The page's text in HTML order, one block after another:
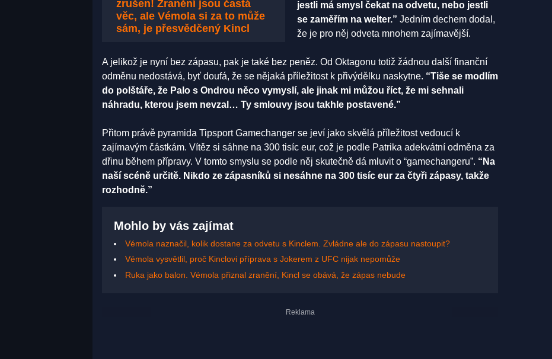
zrušen! Zranění jsou častá
věc, ale Vémola si za to může
sám, je přesvědčený Kincl
jestli má smysl čekat na odvetu, nebo jestli
se zaměřím na welter.” Jedním dechem dodal,
že je pro něj odveta mnohem zajímavější.
A jelikož je nyní bez zápasu, pak je také bez peněz. Od Oktagonu totiž žádnou další finanční
odměnu nedostává, byť doufá, že se nějaká příležitost k přivýdělku naskytne. “Tiše se modlím
do polštáře, že Palo s Ondrou něco vymyslí, ale jinak mi můžou říct, že mi sehnali
náhradu, kterou jsem nevzal… Ty smlouvy jsou takhle postavené.”
Přitom právě pyramida Tipsport Gamechanger se jeví jako skvělá příležitost vedoucí k
zajímavým částkám. Vítěz si sáhne na 300 tisíc eur, což je podle Patrika adekvátní odměna za
dřinu během přípravy. V tomto smyslu se podle něj skutečně dá mluvit o “gamechangeru”. “Na
naší scéně určitě. Nikdo ze zápasníků si nesáhne na 300 tisíc eur za čtyři zápasy, takže
rozhodně.”
Mohlo by vás zajímat
Vémola naznačil, kolik dostane za odvetu s Kinclem. Zvládne ale do zápasu nastoupit?
Vémola vysvětlil, proč Kinclovi příprava s Jokerem z UFC nijak nepomůže
Ruka jako balon. Vémola přiznal zranění, Kincl se obává, že zápas nebude